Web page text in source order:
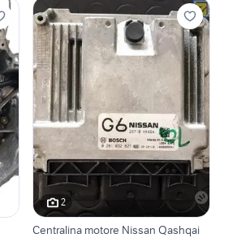
2
Centralina motore Nissan Qashqai